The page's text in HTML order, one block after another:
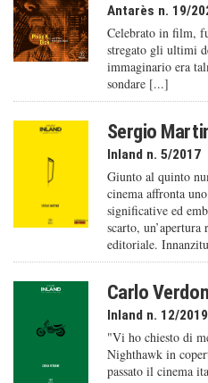
Antarès n. 19/
Celebrato in film,
stregato gli ultimi
immaginario era
sondare [...]
Sergio
Inland n. 5/2017
Giunto al quinto
cinema affronta
significative ed
scarto,
editoriale.
Carlo
Inland n. 12/2019
"Vi ho chiesto di
Nighthawk in
passato il cinema